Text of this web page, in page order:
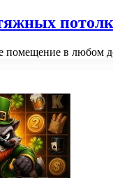
помещение в любом